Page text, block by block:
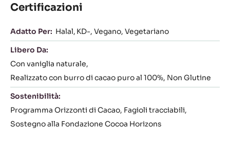
Certificazioni
Adatto Per: Halal KD- Vegano Vegetariano
Libero Da:
Con vaniglia naturale
Realizzato con burro di cacao puro al 100% Non Glutine
Sostenibilità:
Programma Orizzonti di Cacao Fagioli tracciabili
Sostegno alla Fondazione Cocoa Horizons